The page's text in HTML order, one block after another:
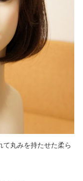
丸みを持たせた柔ら